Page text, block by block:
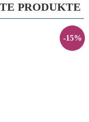
PRODUKTE
-15%